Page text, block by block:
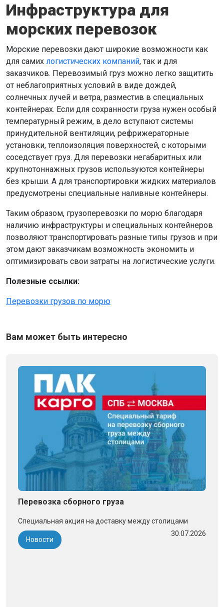
Инфраструктура для
морских перевозок
Морские перевозки дают широкие возможности как
для самих логистических компаний, так и для
заказчиков. Перевозимый груз можно легко защитить
от неблагоприятных условий в виде дождей,
солнечных лучей и ветра, разместив в специальных
контейнерах. Если для сохранности груза нужен особый
температурный режим, в дело вступают системы
принудительной вентиляции, рефрижераторные
установки, теплоизоляция поверхностей, с которыми
соседствует груз. Для перевозки негабаритных или
крупнотоннажных грузов используются контейнеры
без крыши. А для транспортировки жидких материалов
предусмотрены специальные наливные контейнеры.
Таким образом, грузоперевозки по морю благодаря
наличию инфраструктуры и специальных контейнеров
позволяют транспортировать разные типы грузов и при
этом дают заказчикам возможность экономить и
оптимизировать свои затраты на логистические услуги.
Полезные ссылки:
Перевозки грузов по морю
Вам может быть интересно
Перевозка сборного груза
Специальная акция на доставку между столицами
Новости
30.07.2026